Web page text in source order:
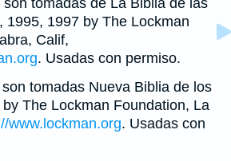
1995, 1997 by The Lockman
Calif,
. Usadas con permiso.
tomadas Nueva Biblia de los
The Lockman Foundation, La
www.lockman.org. Usadas con